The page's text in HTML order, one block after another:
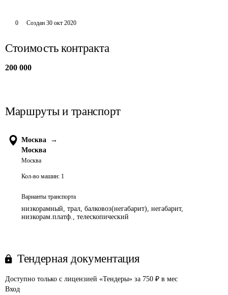
0 Создан 30 окт 2020
Стоимость контракта
200 000
Маршруты и транспорт
Москва
→
Москва
Москва
Кол-во машин: 1
Варианты транспорта
низкорамный, трал, балковоз(негабарит), негабарит,
низкорам.платф., телескопический
Тендерная документация
Доступно только с лицензией «Тендеры» за 750 ₽ в мес
Вход